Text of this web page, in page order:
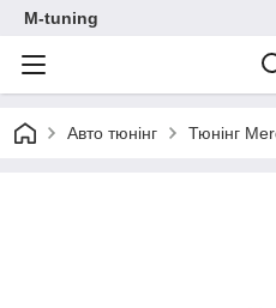
M-tuning
Авто тюнінг Тюнінг